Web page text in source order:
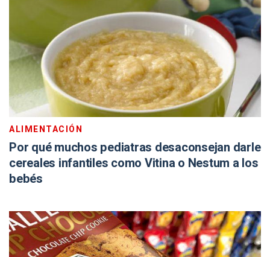
ALIMENTACIÓN
Por qué muchos pediatras desaconsejan darle
cereales infantiles como Vitina o Nestum a los
bebés